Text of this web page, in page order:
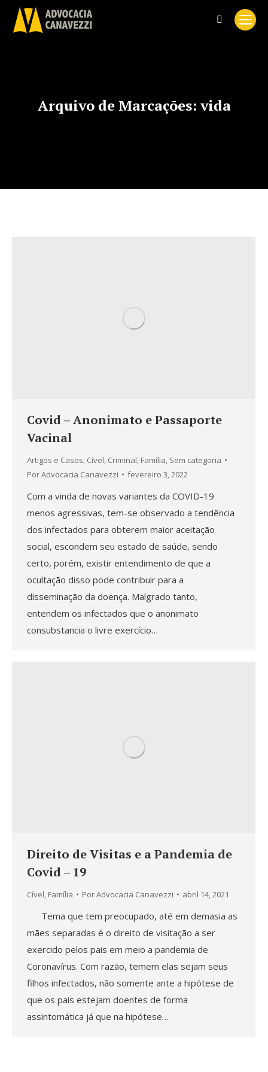
Search:
Arquivo de Marcações: vida
Covid – Anonimato e Passaporte
Vacinal
Artigos e Casos, Cível, Criminal, Família, Sem categoria
PorAdvocacia Canavezzi fevereiro 3, 2022
Com a vinda de novas variantes da COVID-19
menos agressivas, tem-se observado a tendência
dos infectados para obterem maior aceitação
social, escondem seu estado de saúde, sendo
certo, porém, existir entendimento de que a
ocultação disso pode contribuir para a
disseminação da doença. Malgrado tanto,
entendem os infectados que o anonimato
consubstancia o livre exercício…
Direito de Visitas e a Pandemia de
Covid – 19
Cível, Família PorAdvocacia Canavezzi abril 14, 2021
Tema que tem preocupado, até em demasia as
mães separadas é o direito de visitação a ser
exercido pelos pais em meio a pandemia de
Coronavírus. Com razão, temem elas sejam seus
filhos infectados, não somente ante a hipótese de
que os pais estejam doentes de forma
assintomática já que na hipótese…